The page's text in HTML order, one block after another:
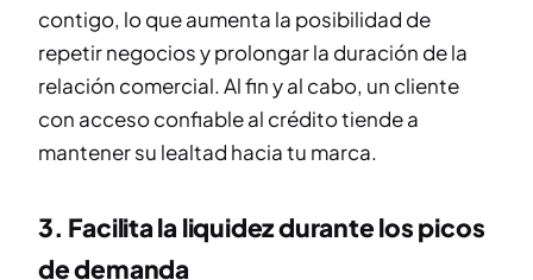
contigo, lo que aumenta la posibilidad de
repetir negocios y prolongar la duración de la
relación comercial. Al fin y al cabo, un cliente
con acceso confiable al crédito tiende a
mantener su lealtad hacia tu marca.
3. Facilita la liquidez durante los picos
de demanda